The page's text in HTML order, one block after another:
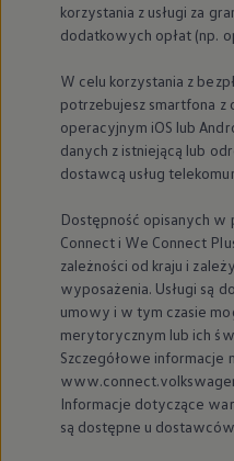
korzystania z usługi za
dodatkowych opłat (np.
W celu korzystania z
potrzebujesz smartfona
operacyjnym iOS lub
danych z istniejącą lub
dostawcą usług
Dostępność opisanych w
Connect i We Connect
zależności od kraju i
wyposażenia. Usługi są
umowy i w tym czasie
merytorycznym lub ich
Szczegółowe informacje
Informacje dotyczące
są dostępne u